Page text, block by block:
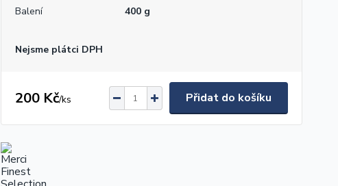
Balení 400 g
Nejsme plátci DPH
200 Kč/ks Přidat do košíku